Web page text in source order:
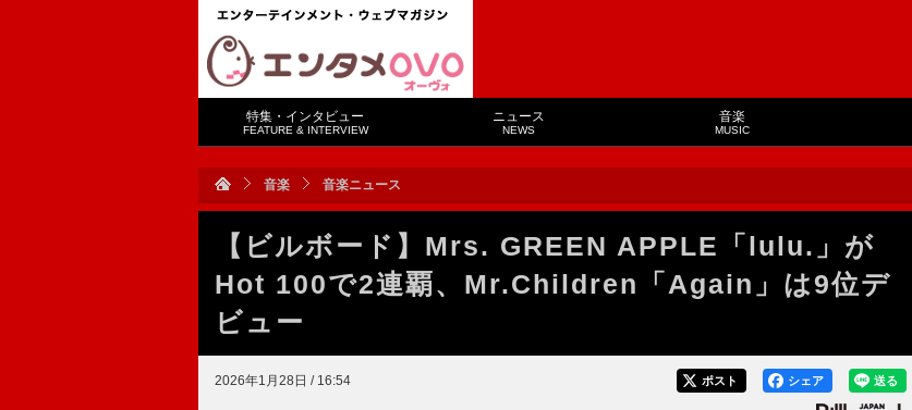
特集・インタビュー
FEATURE & INTERVIEW
ニュース
NEWS
音楽
MUSIC
音楽 音楽ニュース
【ビルボード】Mrs. GREEN APPLE「lulu.」が
Hot 100で2連覇、Mr.Children「Again」は9位デ
ビュー
2026年1月28日 / 16:54 送る
シェア
ポスト